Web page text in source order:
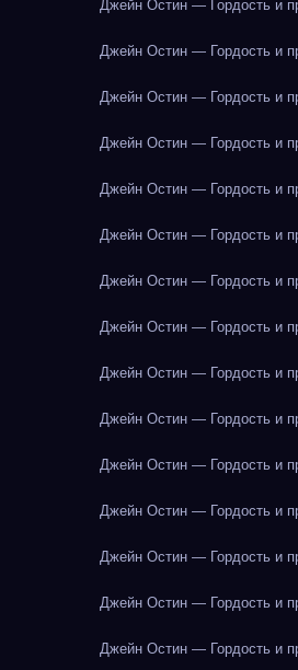
Джейн Остин — Гордость и
Джейн Остин — Гордость и
Джейн Остин — Гордость и
Джейн Остин — Гордость и
Джейн Остин — Гордость и
Джейн Остин — Гордость и
Джейн Остин — Гордость и
Джейн Остин — Гордость и
Джейн Остин — Гордость и
Джейн Остин — Гордость и
Джейн Остин — Гордость и
Джейн Остин — Гордость и
Джейн Остин — Гордость и
Джейн Остин — Гордость и
Джейн Остин — Гордость и